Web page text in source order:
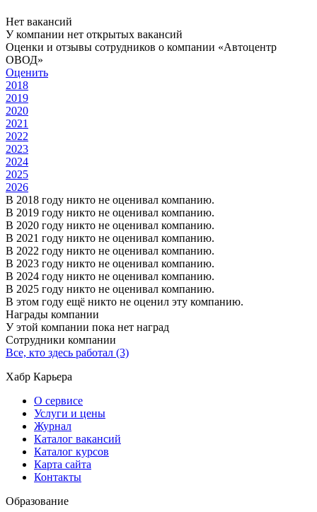
Нет вакансий
У компании нет открытых вакансий
Оценки и отзывы сотрудников о компании «Автоцентр
ОВОД»
Оценить
2018
2019
2020
2021
2022
2023
2024
2025
2026
В 2018 году никто не оценивал компанию.
В 2019 году никто не оценивал компанию.
В 2020 году никто не оценивал компанию.
В 2021 году никто не оценивал компанию.
В 2022 году никто не оценивал компанию.
В 2023 году никто не оценивал компанию.
В 2024 году никто не оценивал компанию.
В 2025 году никто не оценивал компанию.
В этом году ещё никто не оценил эту компанию.
Награды компании
У этой компании пока нет наград
Сотрудники компании
Все, кто здесь работал (3)
Хабр Карьера
О сервисе
Услуги и цены
Журнал
Каталог вакансий
Каталог курсов
Карта сайта
Контакты
Образование